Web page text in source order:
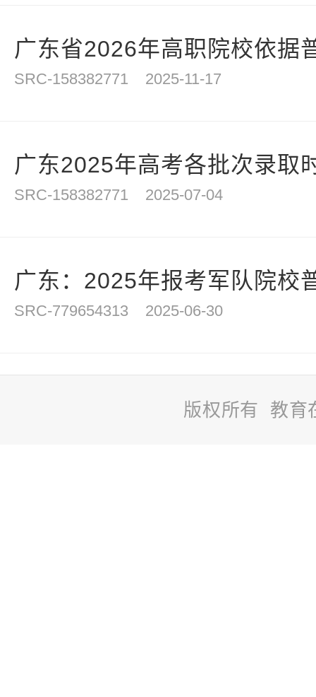
广东省2026年高职院校依据
SRC-158382771 2025-11-17
广东2025年高考各批次录取
SRC-158382771 2025-07-04
广东：2025年报考军队院校
SRC-779654313 2025-06-30
版权所有 教育